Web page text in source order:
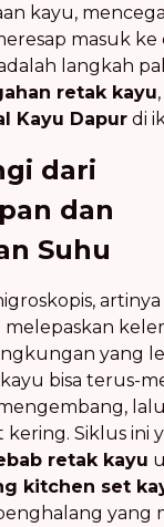
kayu,
masuk ke
langkah
retak kayu
Kayu Dapur di
dari
dan
Suhu
artinya
melepaskan
yang
bisa terus-
lalu
Siklus ini
retak kayu
kitchen set
yang